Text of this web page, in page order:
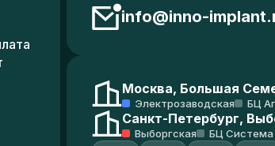
info@inno-
Москва, Большая
Электрозаводская БЦ
Санкт-Петербург,
Выборгская БЦ Система